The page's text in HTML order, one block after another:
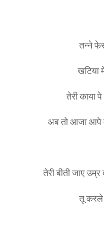
तन्ने
खटिया
तेरी काया
अब तो आजा आपे
तेरी बीती जाए
तू करले